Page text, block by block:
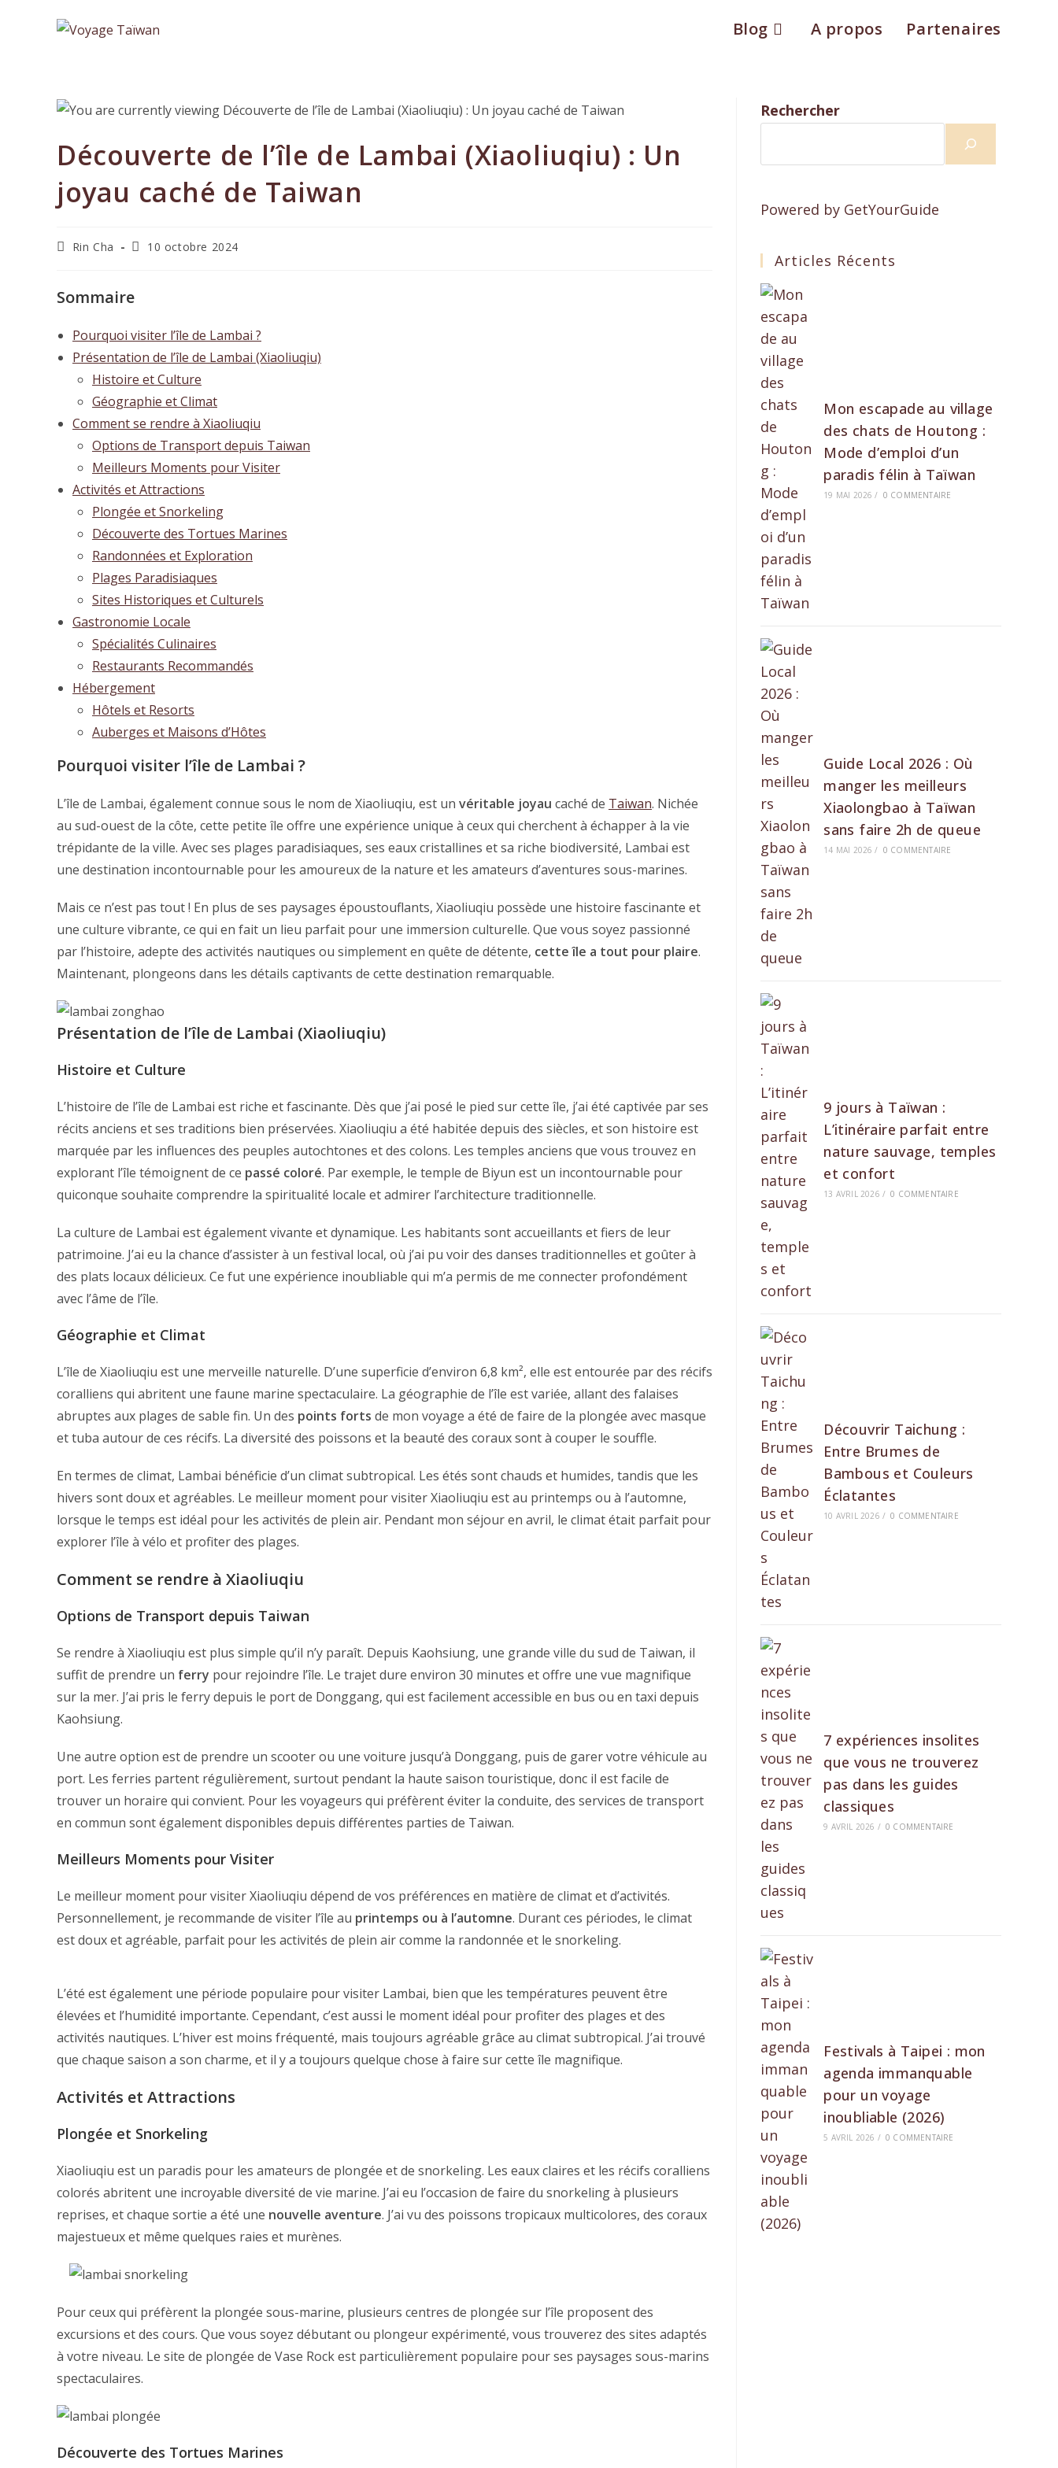
Blog A propos Partenaires
Découverte de l’île de Lambai (Xiaoliuqiu) : Un
joyau caché de Taiwan
Auteur/autrice
publication :
Rin Cha
Dernière
publication :
10 octobre 2024
Sommaire
Pourquoi visiter l’île de Lambai ?
Présentation de l’île de Lambai (Xiaoliuqiu)
Histoire et Culture
Géographie et Climat
Comment se rendre à Xiaoliuqiu
Options de Transport depuis Taiwan
Meilleurs Moments pour Visiter
Activités et Attractions
Plongée et Snorkeling
Découverte des Tortues Marines
Randonnées et Exploration
Plages Paradisiaques
Sites Historiques et Culturels
Gastronomie Locale
Spécialités Culinaires
Restaurants Recommandés
Hébergement
Hôtels et Resorts
Auberges et Maisons d’Hôtes
Pourquoi visiter l’île de Lambai ?
L’île de Lambai, également connue sous le nom de Xiaoliuqiu, est un véritable joyau caché de Taiwan. Nichée
au sud-ouest de la côte, cette petite île offre une expérience unique à ceux qui cherchent à échapper à la vie
trépidante de la ville. Avec ses plages paradisiaques, ses eaux cristallines et sa riche biodiversité, Lambai est
une destination incontournable pour les amoureux de la nature et les amateurs d’aventures sous-marines.
Mais ce n’est pas tout ! En plus de ses paysages époustouflants, Xiaoliuqiu possède une histoire fascinante et
une culture vibrante, ce qui en fait un lieu parfait pour une immersion culturelle. Que vous soyez passionné
par l’histoire, adepte des activités nautiques ou simplement en quête de détente, cette île a tout pour plaire.
Maintenant, plongeons dans les détails captivants de cette destination remarquable.
Présentation de l’île de Lambai (Xiaoliuqiu)
Histoire et Culture
L’histoire de l’île de Lambai est riche et fascinante. Dès que j’ai posé le pied sur cette île, j’ai été captivée par ses
récits anciens et ses traditions bien préservées. Xiaoliuqiu a été habitée depuis des siècles, et son histoire est
marquée par les influences des peuples autochtones et des colons. Les temples anciens que vous trouvez en
explorant l’île témoignent de ce passé coloré. Par exemple, le temple de Biyun est un incontournable pour
quiconque souhaite comprendre la spiritualité locale et admirer l’architecture traditionnelle.
La culture de Lambai est également vivante et dynamique. Les habitants sont accueillants et fiers de leur
patrimoine. J’ai eu la chance d’assister à un festival local, où j’ai pu voir des danses traditionnelles et goûter à
des plats locaux délicieux. Ce fut une expérience inoubliable qui m’a permis de me connecter profondément
avec l’âme de l’île.
Géographie et Climat
L’île de Xiaoliuqiu est une merveille naturelle. D’une superficie d’environ 6,8 km², elle est entourée par des récifs
coralliens qui abritent une faune marine spectaculaire. La géographie de l’île est variée, allant des falaises
abruptes aux plages de sable fin. Un des points forts de mon voyage a été de faire de la plongée avec masque
et tuba autour de ces récifs. La diversité des poissons et la beauté des coraux sont à couper le souffle.
En termes de climat, Lambai bénéficie d’un climat subtropical. Les étés sont chauds et humides, tandis que les
hivers sont doux et agréables. Le meilleur moment pour visiter Xiaoliuqiu est au printemps ou à l’automne,
lorsque le temps est idéal pour les activités de plein air. Pendant mon séjour en avril, le climat était parfait pour
explorer l’île à vélo et profiter des plages.
Comment se rendre à Xiaoliuqiu
Options de Transport depuis Taiwan
Se rendre à Xiaoliuqiu est plus simple qu’il n’y paraît. Depuis Kaohsiung, une grande ville du sud de Taiwan, il
suffit de prendre un ferry pour rejoindre l’île. Le trajet dure environ 30 minutes et offre une vue magnifique
sur la mer. J’ai pris le ferry depuis le port de Donggang, qui est facilement accessible en bus ou en taxi depuis
Kaohsiung.
Une autre option est de prendre un scooter ou une voiture jusqu’à Donggang, puis de garer votre véhicule au
port. Les ferries partent régulièrement, surtout pendant la haute saison touristique, donc il est facile de
trouver un horaire qui convient. Pour les voyageurs qui préfèrent éviter la conduite, des services de transport
en commun sont également disponibles depuis différentes parties de Taiwan.
Meilleurs Moments pour Visiter
Le meilleur moment pour visiter Xiaoliuqiu dépend de vos préférences en matière de climat et d’activités.
Personnellement, je recommande de visiter l’île au printemps ou à l’automne. Durant ces périodes, le climat
est doux et agréable, parfait pour les activités de plein air comme la randonnée et le snorkeling.
L’été est également une période populaire pour visiter Lambai, bien que les températures peuvent être
élevées et l’humidité importante. Cependant, c’est aussi le moment idéal pour profiter des plages et des
activités nautiques. L’hiver est moins fréquenté, mais toujours agréable grâce au climat subtropical. J’ai trouvé
que chaque saison a son charme, et il y a toujours quelque chose à faire sur cette île magnifique.
Activités et Attractions
Plongée et Snorkeling
Xiaoliuqiu est un paradis pour les amateurs de plongée et de snorkeling. Les eaux claires et les récifs coralliens
colorés abritent une incroyable diversité de vie marine. J’ai eu l’occasion de faire du snorkeling à plusieurs
reprises, et chaque sortie a été une nouvelle aventure. J’ai vu des poissons tropicaux multicolores, des coraux
majestueux et même quelques raies et murènes.
Pour ceux qui préfèrent la plongée sous-marine, plusieurs centres de plongée sur l’île proposent des
excursions et des cours. Que vous soyez débutant ou plongeur expérimenté, vous trouverez des sites adaptés
à votre niveau. Le site de plongée de Vase Rock est particulièrement populaire pour ses paysages sous-marins
spectaculaires.
Découverte des Tortues Marines
Rechercher
Powered by GetYourGuide
Articles Récents
Mon escapade au village
des chats de Houtong :
Mode d’emploi d’un
paradis félin à Taïwan
19 MAI 2026 / 0 COMMENTAIRE
Guide Local 2026 : Où
manger les meilleurs
Xiaolongbao à Taïwan
sans faire 2h de queue
14 MAI 2026 / 0 COMMENTAIRE
9 jours à Taïwan :
L’itinéraire parfait entre
nature sauvage, temples
et confort
13 AVRIL 2026 / 0 COMMENTAIRE
Découvrir Taichung :
Entre Brumes de
Bambous et Couleurs
Éclatantes
10 AVRIL 2026 / 0 COMMENTAIRE
7 expériences insolites
que vous ne trouverez
pas dans les guides
classiques
9 AVRIL 2026 / 0 COMMENTAIRE
Festivals à Taipei : mon
agenda immanquable
pour un voyage
inoubliable (2026)
5 AVRIL 2026 / 0 COMMENTAIRE